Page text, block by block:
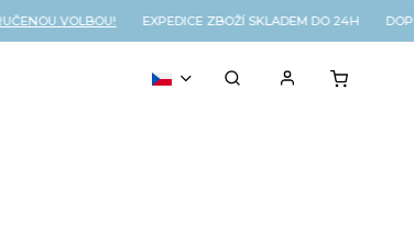
VOLBOU! EXPEDICE ZBOŽÍ SKLADEM DO 24H